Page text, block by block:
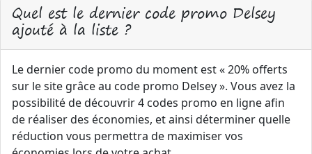
Quel est le dernier code promo Delsey
ajouté à la liste ?
Le dernier code promo du moment est « 20% offerts
sur le site grâce au code promo Delsey ». Vous avez la
possibilité de découvrir 4 codes promo en ligne afin
de réaliser des économies, et ainsi déterminer quelle
réduction vous permettra de maximiser vos